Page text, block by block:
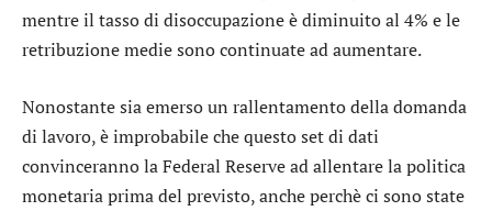
mentre il tasso di disoccupazione è diminuito al 4% e le
retribuzione medie sono continuate ad aumentare.
Nonostante sia emerso un rallentamento della domanda
di lavoro, è improbabile che questo set di dati
convinceranno la Federal Reserve ad allentare la politica
monetaria prima del previsto, anche perchè ci sono state